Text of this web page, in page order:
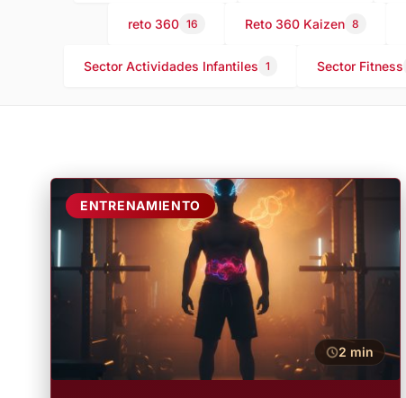
reto 360 16 Reto 360 Kaizen 8
Sector Actividades Infantiles 1 Sector Fitness
ENTRENAMIENTO
2 min